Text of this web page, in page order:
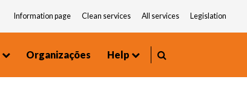
Information page Clean services All services Legislation
Organizações Help